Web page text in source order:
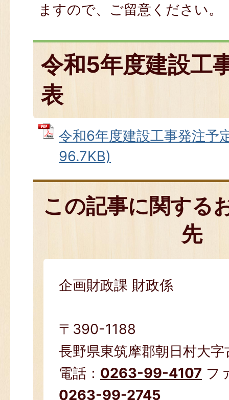
ますので、ご留意ください。
令和5年度建設工
表
令和6年度建設工事発注予
96.7KB)
この記事に関する
先
企画財政課 財政係
〒390-1188
長野県東筑摩郡朝日村大
電話： 0263-99-4107 フ
0263-99-2745